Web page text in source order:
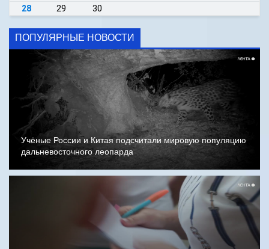
28
29 30
ПОПУЛЯРНЫЕ НОВОСТИ
Учёные России и Китая подсчитали мировую популяцию
дальневосточного леопарда